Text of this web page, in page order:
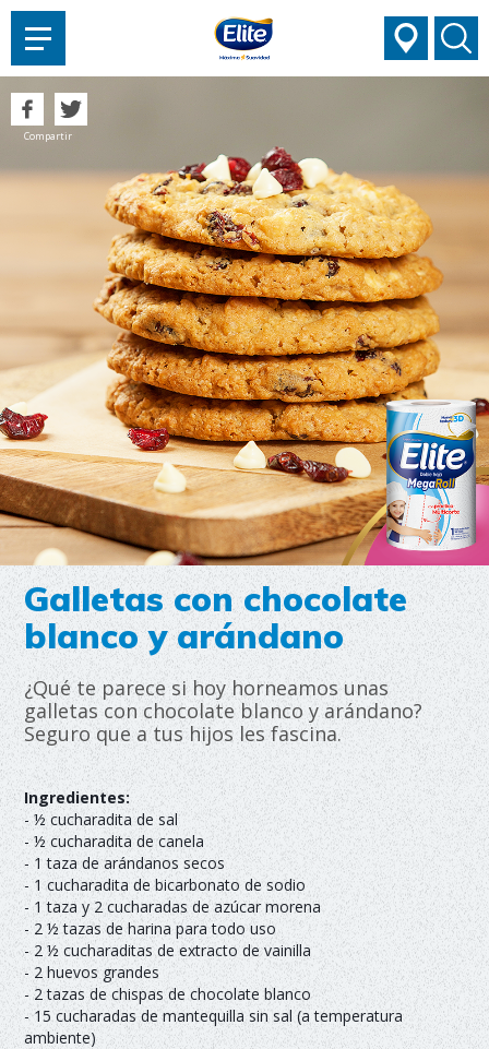
Galletas con chocolate
blanco y arándano
¿Qué te parece si hoy horneamos unas
galletas con chocolate blanco y arándano?
Seguro que a tus hijos les fascina.
Compartir
Ingredientes:
- ½ cucharadita de sal
- ½ cucharadita de canela
- 1 taza de arándanos secos
- 1 cucharadita de bicarbonato de sodio
- 1 taza y 2 cucharadas de azúcar morena
- 2 ½ tazas de harina para todo uso
- 2 ½ cucharaditas de extracto de vainilla
- 2 huevos grandes
- 2 tazas de chispas de chocolate blanco
- 15 cucharadas de mantequilla sin sal (a temperatura
ambiente)